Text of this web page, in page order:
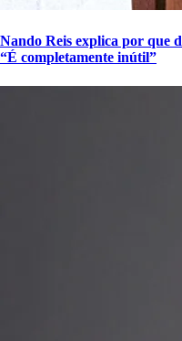
Nando Reis explica por que
“É completamente inútil”